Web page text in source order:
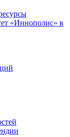
«Иннополис» в